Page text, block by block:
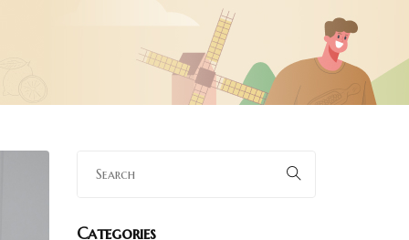
Categories